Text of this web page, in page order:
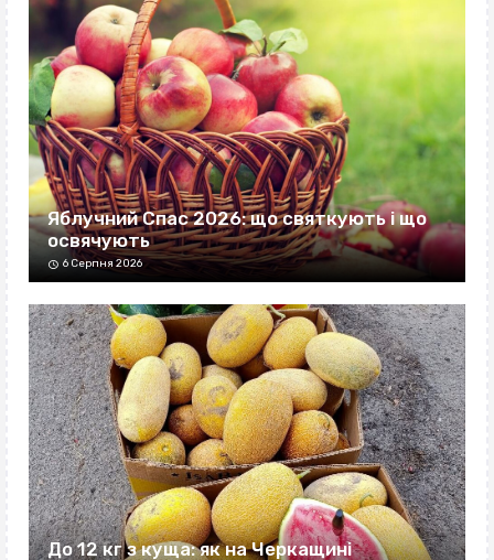
Яблучний Спас 2026: що святкують і що
освячують
6 Серпня 2026
До 12 кг з куща: як на Черкащині